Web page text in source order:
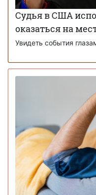
Судья в США
оказаться на
Увидеть события